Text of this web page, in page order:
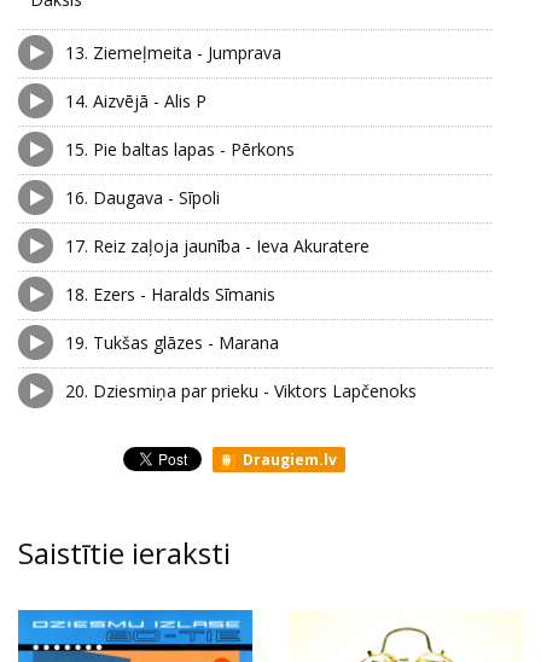
13. Ziemeļmeita - Jumprava
14. Aizvējā - Alis P
15. Pie baltas lapas - Pērkons
16. Daugava - Sīpoli
17. Reiz zaļoja jaunība - Ieva Akuratere
18. Ezers - Haralds Sīmanis
19. Tukšas glāzes - Marana
20. Dziesmiņa par prieku - Viktors Lapčenoks
Draugiem.lv
Saistītie ieraksti